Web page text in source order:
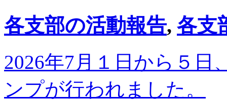
各支部の活動報告, 各支
2026年7月１日から５日
ンプが行われました。